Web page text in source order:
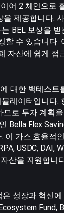
어 2 체인으로
을 제공합니다.
BEL 보상을 받
할 수 있습니다.
자산에 쉽게 접
대한 백테스트
레이터입니다.
므로 투자 계획
Bella Flex
이 가스 효율적
USDC, DAI,
산을 지원합니
성장과 혁신
Fund,